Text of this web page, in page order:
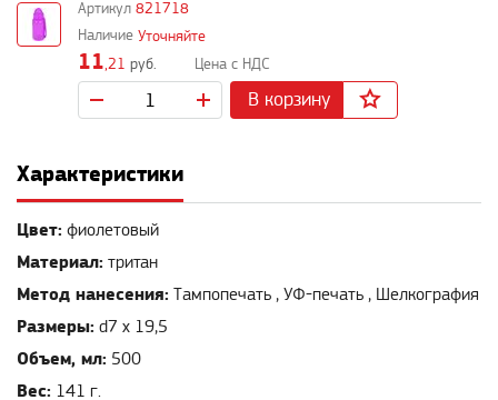
821718
Уточняйте
11,21 руб.
В корзину
Характеристики
Цвет: фиолетовый
Материал: тритан
Метод нанесения: Тампопечать , УФ-печать , Шелкография
Размеры: d7 х 19,5
Объем, мл: 500
Вес: 141 г.